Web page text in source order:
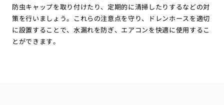
防虫キャップを取り付けたり、定期的に清掃したりするなどの対
策を行いましょう。これらの注意点を守り、ドレンホースを適切
に設置することで、水漏れを防ぎ、エアコンを快適に使用するこ
とができます。